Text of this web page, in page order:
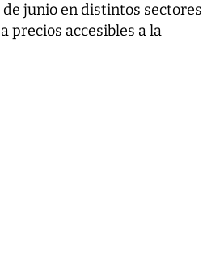
junio en distintos sectores
precios accesibles a la